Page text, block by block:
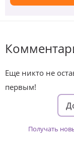
Еще никто не
первым!
Получать